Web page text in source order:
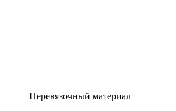
Перевязочный материал